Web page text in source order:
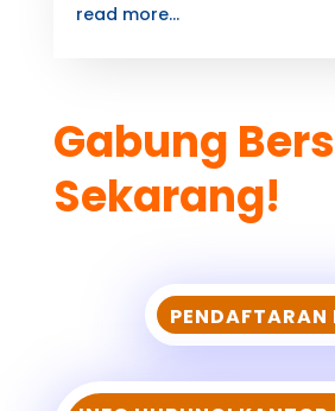
read more...
Gabung
Sekarang!